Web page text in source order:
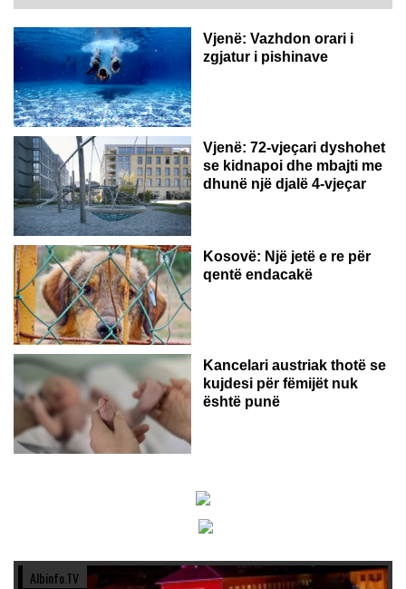
Vjenë: Vazhdon orari i
zgjatur i pishinave
Vjenë: 72-vjeçari dyshohet
se kidnapoi dhe mbajti me
dhunë një djalë 4-vjeçar
Kosovë: Një jetë e re për
qentë endacakë
Kancelari austriak thotë se
kujdesi për fëmijët nuk
është punë
Albinfo.TV